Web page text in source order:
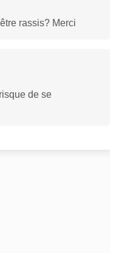
rassis? Merci
de se